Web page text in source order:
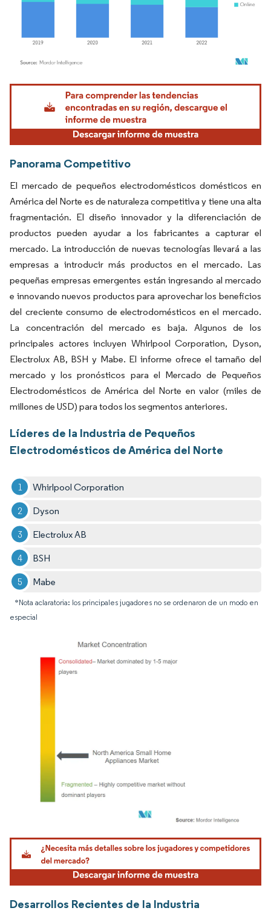
Imagen © Mordor Intelligence. El uso requiere atribución según CC BY 4.0.
Panorama Competitivo
El mercado de pequeños electrodomésticos domésticos en
América del Norte es de naturaleza competitiva y tiene una alta
fragmentación. El diseño innovador y la diferenciación de
productos pueden ayudar a los fabricantes a capturar el
mercado. La introducción de nuevas tecnologías llevará a las
empresas a introducir más productos en el mercado. Las
pequeñas empresas emergentes están ingresando al mercado
e innovando nuevos productos para aprovechar los beneficios
del creciente consumo de electrodomésticos en el mercado.
La concentración del mercado es baja. Algunos de los
principales actores incluyen Whirlpool Corporation, Dyson,
Electrolux AB, BSH y Mabe. El informe ofrece el tamaño del
mercado y los pronósticos para el Mercado de Pequeños
Electrodomésticos de América del Norte en valor (miles de
millones de USD) para todos los segmentos anteriores.
Líderes de la Industria de Pequeños
Electrodomésticos de América del Norte
Whirlpool Corporation
Dyson
Electrolux AB
BSH
Mabe
*Nota aclaratoria: los principales jugadores no se ordenaron de un modo en
especial
Imagen © Mordor Intelligence. El uso requiere atribución según CC BY 4.0.
Desarrollos Recientes de la Industria